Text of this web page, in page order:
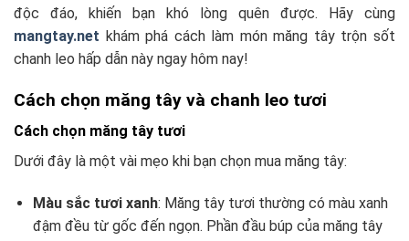
độc đáo, khiến bạn khó lòng quên được. Hãy cùng
mangtay.net khám phá cách làm món măng tây trộn sốt
chanh leo hấp dẫn này ngay hôm nay!
Cách chọn măng tây và chanh leo tươi
Cách chọn măng tây tươi
Dưới đây là một vài mẹo khi bạn chọn mua măng tây:
Màu sắc tươi xanh: Măng tây tươi thường có màu xanh
đậm đều từ gốc đến ngọn. Phần đầu búp của măng tây